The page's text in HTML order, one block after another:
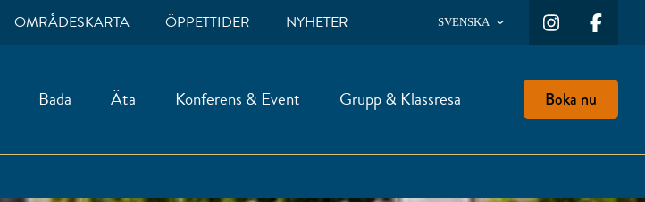
OMRÅDESKARTA ÖPPETTIDER NYHETER SVENSKA
Bada Äta Konferens & Event Grupp & Klassresa Boka nu